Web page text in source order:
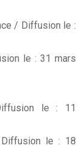
/ Diffusion le :
le : 31 mars
le : 11
le : 18